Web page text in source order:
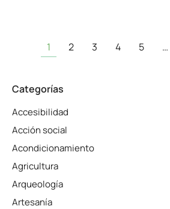
1 2 3 4 5 …
Categorías
Accesibilidad
Acción social
Acondicionamiento
Agricultura
Arqueología
Artesanía